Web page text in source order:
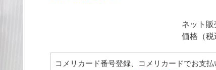
ネット販
価格（税
コメリカード番号登録、コメリカードでお支払